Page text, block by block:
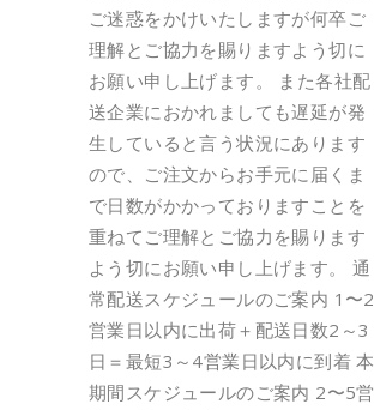
ご迷惑をかけいたしますが何卒ご
理解とご協力を賜りますよう切に
お願い申し上げます。 また各社配
送企業におかれましても遅延が発
生していると言う状況にあります
ので、ご注文からお手元に届くま
で日数がかかっておりますことを
重ねてご理解とご協力を賜ります
よう切にお願い申し上げます。 通
常配送スケジュールのご案内 1〜2
営業日以内に出荷＋配送日数2～3
日＝最短3～4営業日以内に到着 本
期間スケジュールのご案内 2〜5営